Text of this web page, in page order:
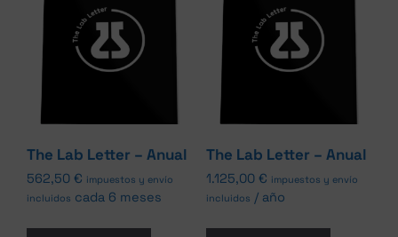
The Lab Letter – Anual
562,50 € impuestos y envío
incluidos cada 6 meses
The Lab Letter – Anual
1.125,00 € impuestos y envío
incluidos / año